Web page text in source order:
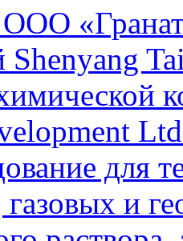
Shenyang
для
и